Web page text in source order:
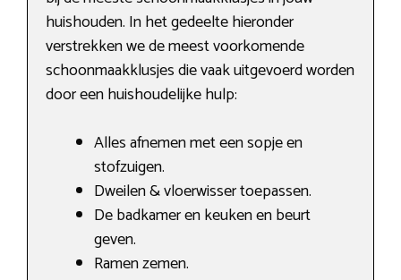
huishouden. In het gedeelte hieronder
verstrekken we de meest voorkomende
schoonmaakklusjes die vaak uitgevoerd worden
door een huishoudelijke hulp:
Alles afnemen met een sopje en
stofzuigen.
Dweilen & vloerwisser toepassen.
De badkamer en keuken en beurt
geven.
Ramen zemen.